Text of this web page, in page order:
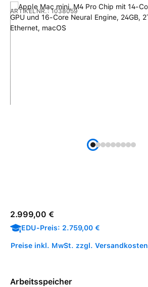
Bildergalerie überspringen
ARTIKELNR.:1038059
Regulärer Preis:
2.999,00 €
EDU-Preis: 2.759,00 €
Preise inkl. MwSt. zzgl. Versandkosten
Arbeitsspeicher